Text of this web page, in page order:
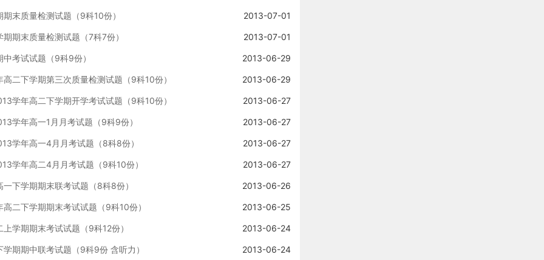
2013-07-01
末质量检测试题（9科10份）
2013-07-01
期末质量检测试题（7科7份）
2013-06-29
考试试题（9科9份）
2013-06-29
二下学期第三次质量检测试题（9科10份）
2013-06-27
学年高二下学期开学考试试题（9科10份）
2013-06-27
学年高一1月月考试题（9科9份）
2013-06-27
学年高一4月月考试题（8科8份）
2013-06-27
学年高二4月月考试题（9科10份）
2013-06-26
下学期期末联考试题（8科8份）
2013-06-25
二下学期期末考试试题（9科10份）
2013-06-24
学期期末考试试题（9科12份）
2013-06-24
期期中联考试题（9科9份 含听力）